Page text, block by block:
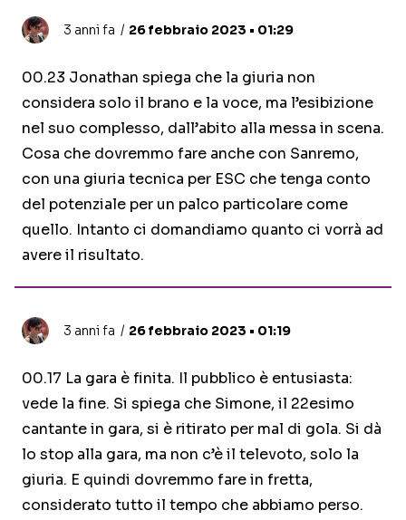
3 anni fa 26 febbraio 2023 • 01:29
00.23 Jonathan spiega che la giuria non
considera solo il brano e la voce, ma l’esibizione
nel suo complesso, dall’abito alla messa in scena.
Cosa che dovremmo fare anche con Sanremo,
con una giuria tecnica per ESC che tenga conto
del potenziale per un palco particolare come
quello. Intanto ci domandiamo quanto ci vorrà ad
avere il risultato.
3 anni fa 26 febbraio 2023 • 01:19
00.17 La gara è finita. Il pubblico è entusiasta:
vede la fine. Si spiega che Simone, il 22esimo
cantante in gara, si è ritirato per mal di gola. Si dà
lo stop alla gara, ma non c’è il televoto, solo la
giuria. E quindi dovremmo fare in fretta,
considerato tutto il tempo che abbiamo perso.